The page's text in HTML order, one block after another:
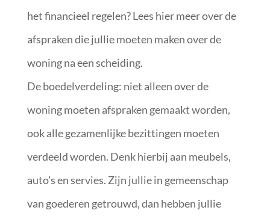
het financieel regelen? Lees hier meer over de
afspraken die jullie moeten maken over de
woning na een scheiding.
De boedelverdeling: niet alleen over de
woning moeten afspraken gemaakt worden,
ook alle gezamenlijke bezittingen moeten
verdeeld worden. Denk hierbij aan meubels,
auto’s en servies. Zijn jullie in gemeenschap
van goederen getrouwd, dan hebben jullie